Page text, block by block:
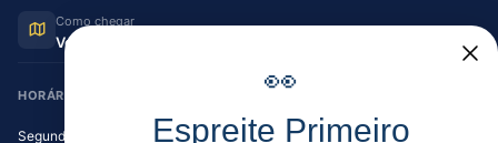
Como chegar
Ver no Google Maps
HORÁRIO DE FUNCIONAMENTO
Segunda — Sexta 08:30–12:30 | 14:00–19:30
👀
Espreite Primeiro